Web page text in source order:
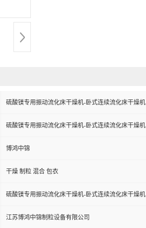
硫酸镁专用振动流化床干燥机-卧式连续流化床干燥机
硫酸镁专用振动流化床干燥机-卧式连续流化床干燥机
博鸿中锦
干燥 制粒 混合 包衣
硫酸镁专用振动流化床干燥机-卧式连续流化床干燥机
江苏博鸿中锦制粒设备有限公司